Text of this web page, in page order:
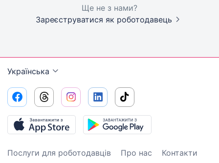
Ще не з нами?
Зареєструватися як роботодавець
Українська
Послуги для роботодавців Про нас
Контакти